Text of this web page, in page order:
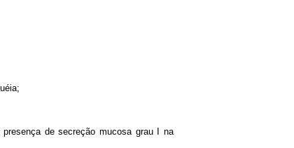
de secreção mucosa grau I na